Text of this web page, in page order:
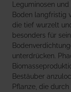
Leguminosen
Boden langfristig
die tief wurzelt
besonders für
unterdrücken.
Bestäuber
Pflanze, die